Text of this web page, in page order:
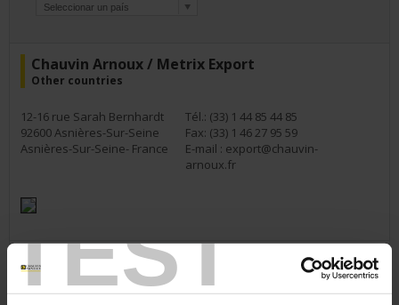
TEST
Chauvin Arnoux / Metrix Export
Other countries
12-16 rue Sarah Bernhardt
92600 Asnières-Sur-Seine
Asnières-Sur-Seine- France
Tél.: (33) 1 44 85 44 85
Fax: (33) 1 46 27 95 59
E-mail : export@chauvin-
arnoux.fr
Chauvin Arnoux Ltd
United Kingdom - Ireland